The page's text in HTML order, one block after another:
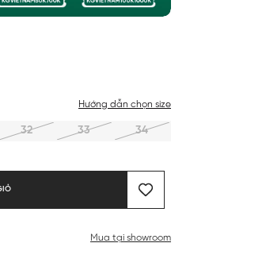
Hướng dẫn chọn size
32 33
34
Mua tại showroom